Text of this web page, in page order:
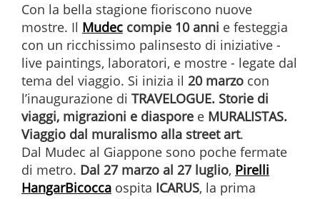
Con la bella stagione fioriscono nuove
mostre. Il Mudec compie 10 anni e festeggia
con un ricchissimo palinsesto di iniziative -
live paintings, laboratori, e mostre - legate dal
tema del viaggio. Si inizia il 20 marzo con
l’inaugurazione di TRAVELOGUE. Storie di
viaggi, migrazioni e diaspore e MURALISTAS.
Viaggio dal muralismo alla street art.
Dal Mudec al Giappone sono poche fermate
di metro. Dal 27 marzo al 27 luglio, Pirelli
HangarBicocca ospita ICARUS, la prima